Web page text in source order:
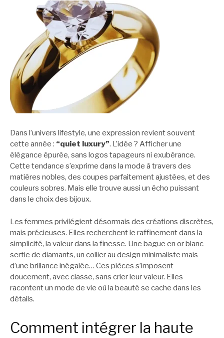
Dans l’univers lifestyle, une expression revient souvent
cette année : “quiet luxury”. L’idée ? Afficher une
élégance épurée, sans logos tapageurs ni exubérance.
Cette tendance s’exprime dans la mode à travers des
matières nobles, des coupes parfaitement ajustées, et des
couleurs sobres. Mais elle trouve aussi un écho puissant
dans le choix des bijoux.
Les femmes privilégient désormais des créations discrètes,
mais précieuses. Elles recherchent le raffinement dans la
simplicité, la valeur dans la finesse. Une bague en or blanc
sertie de diamants, un collier au design minimaliste mais
d’une brillance inégalée… Ces pièces s’imposent
doucement, avec classe, sans crier leur valeur. Elles
racontent un mode de vie où la beauté se cache dans les
détails.
Comment intégrer la haute